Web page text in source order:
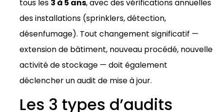
tous les 3 à 5 ans, avec des vérifications annuelles
des installations (sprinklers, détection,
désenfumage). Tout changement significatif —
extension de bâtiment, nouveau procédé, nouvelle
activité de stockage — doit également
déclencher un audit de mise à jour.
Les 3 types d’audits